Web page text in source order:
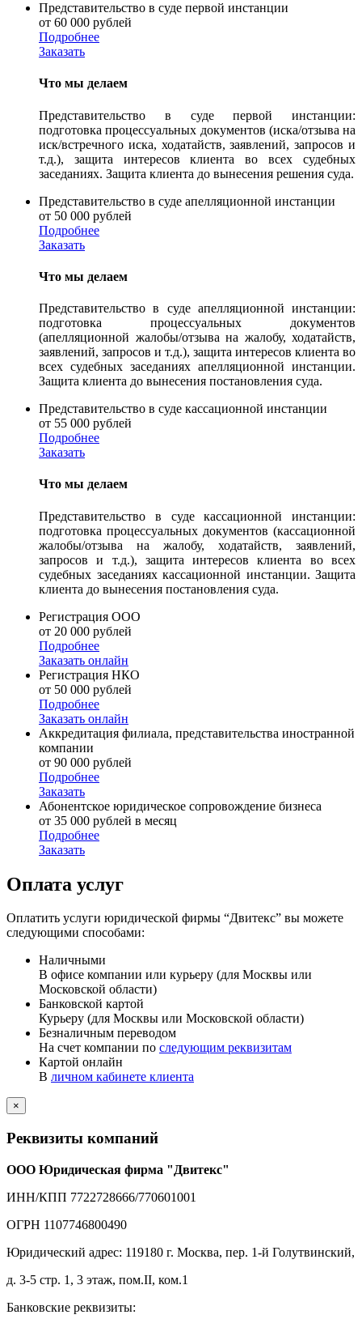
Представительство в суде первой инстанции
от 60 000 рублей
Подробнее
Заказать
Что мы делаем
Представительство в суде первой инстанции:
подготовка процессуальных документов (иска/отзыва на
иск/встречного иска, ходатайств, заявлений, запросов и
т.д.), защита интересов клиента во всех судебных
заседаниях. Защита клиента до вынесения решения суда.
Представительство в суде апелляционной инстанции
от 50 000 рублей
Подробнее
Заказать
Что мы делаем
Представительство в суде апелляционной инстанции:
подготовка процессуальных документов
(апелляционной жалобы/отзыва на жалобу, ходатайств,
заявлений, запросов и т.д.), защита интересов клиента во
всех судебных заседаниях апелляционной инстанции.
Защита клиента до вынесения постановления суда.
Представительство в суде кассационной инстанции
от 55 000 рублей
Подробнее
Заказать
Что мы делаем
Представительство в суде кассационной инстанции:
подготовка процессуальных документов (кассационной
жалобы/отзыва на жалобу, ходатайств, заявлений,
запросов и т.д.), защита интересов клиента во всех
судебных заседаниях кассационной инстанции. Защита
клиента до вынесения постановления суда.
Регистрация ООО
от 20 000 рублей
Подробнее
Заказать онлайн
Регистрация НКО
от 50 000 рублей
Подробнее
Заказать онлайн
Аккредитация филиала, представительства иностранной
компании
от 90 000 рублей
Подробнее
Заказать
Абонентское юридическое сопровождение бизнеса
от 35 000 рублей в месяц
Подробнее
Заказать
Оплата услуг
Оплатить услуги юридической фирмы “Двитекс” вы можете
следующими способами:
Наличными
В офисе компании или курьеру (для Москвы или
Московской области)
Банковской картой
Курьеру (для Москвы или Московской области)
Безналичным переводом
На счет компании по следующим реквизитам
Картой онлайн
В личном кабинете клиента
×
Реквизиты компаний
ООО Юридическая фирма "Двитекс"
ИНН/КПП 7722728666/770601001
ОГРН 1107746800490
Юридический адрес: 119180 г. Москва, пер. 1-й Голутвинский,
д. 3-5 стр. 1, 3 этаж, пом.II, ком.1
Банковские реквизиты: